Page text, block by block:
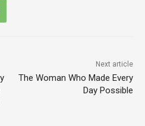
Next article
The Woman Who Made Every
Day Possible